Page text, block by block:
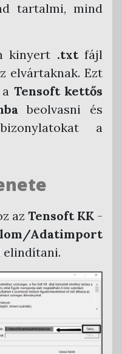
tartalmi, mind
kinyert .txtfájl
elvártaknak. Ezt
Tensoft kettős
beolvasni és
a
az Tensoft KK -
Adatimport